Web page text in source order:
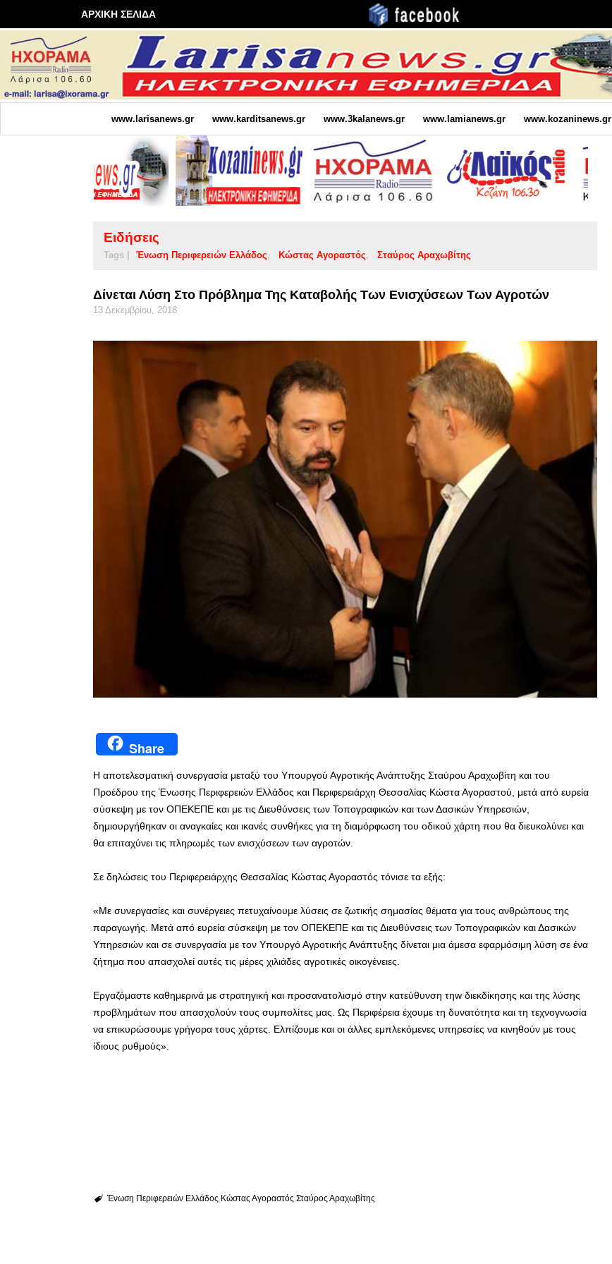
ΑΡΧΙΚΗ ΣΕΛΙΔΑ
www.larisanews.gr www.karditsanews.gr www.3kalanews.gr www.lamianews.gr www.kozaninews.gr
Ειδήσεις
Tags | Ένωση Περιφερειών Ελλάδος Κώστας Αγοραστός Σταύρος Αραχωβίτης
Δίνεται Λύση Στο Πρόβλημα Της Καταβολής Των Ενισχύσεων Των Αγροτών
13 Δεκεμβρίου, 2018
Share
Η αποτελεσματική συνεργασία μεταξύ του Υπουργού Αγροτικής Ανάπτυξης Σταύρου Αραχωβίτη και του
Προέδρου της Ένωσης Περιφερειών Ελλάδος και Περιφερειάρχη Θεσσαλίας Κώστα Αγοραστού, μετά από ευρεία
σύσκεψη με τον ΟΠΕΚΕΠΕ και με τις Διευθύνσεις των Τοπογραφικών και των Δασικών Υπηρεσιών,
δημιουργήθηκαν οι αναγκαίες και ικανές συνθήκες για τη διαμόρφωση του οδικού χάρτη που θα διευκολύνει και
θα επιταχύνει τις πληρωμές των ενισχύσεων των αγροτών.
Σε δηλώσεις του Περιφερειάρχης Θεσσαλίας Κώστας Αγοραστός τόνισε τα εξής:
«Με συνεργασίες και συνέργειες πετυχαίνουμε λύσεις σε ζωτικής σημασίας θέματα για τους ανθρώπους της
παραγωγής. Μετά από ευρεία σύσκεψη με τον ΟΠΕΚΕΠΕ και τις Διευθύνσεις των Τοπογραφικών και Δασικών
Υπηρεσιών και σε συνεργασία με τον Υπουργό Αγροτικής Ανάπτυξης δίνεται μια άμεσα εφαρμόσιμη λύση σε ένα
ζήτημα που απασχολεί αυτές τις μέρες χιλιάδες αγροτικές οικογένειες.
Εργαζόμαστε καθημερινά με στρατηγική και προσανατολισμό στην κατεύθυνση τηw διεκδίκησης και της λύσης
προβλημάτων που απασχολούν τους συμπολίτες μας. Ως Περιφέρεια έχουμε τη δυνατότητα και τη τεχνογνωσία
να επικυρώσουμε γρήγορα τους χάρτες. Ελπίζουμε και οι άλλες εμπλεκόμενες υπηρεσίες να κινηθούν με τους
ίδιους ρυθμούς».
Ένωση Περιφερειών Ελλάδος Κώστας Αγοραστός Σταύρος Αραχωβίτης